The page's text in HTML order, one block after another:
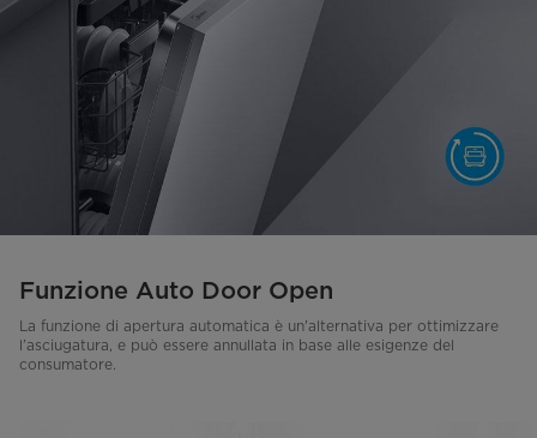
Funzione Auto Door Open
La funzione di apertura automatica è un'alternativa per ottimizzare
l’asciugatura, e può essere annullata in base alle esigenze del
consumatore.